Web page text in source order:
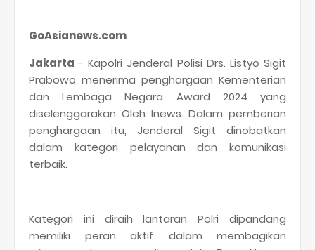
GoAsianews.com
Jakarta- Kapolri Jenderal Polisi Drs. Listyo Sigit
Prabowo menerima penghargaan Kementerian
dan Lembaga Negara Award 2024 yang
diselenggarakan Oleh Inews. Dalam pemberian
penghargaan itu, Jenderal Sigit dinobatkan
dalam kategori pelayanan dan komunikasi
terbaik.
Kategori ini diraih lantaran Polri dipandang
memiliki peran aktif dalam membagikan